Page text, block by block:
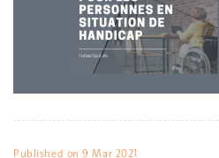
Published on9 Mar 2021